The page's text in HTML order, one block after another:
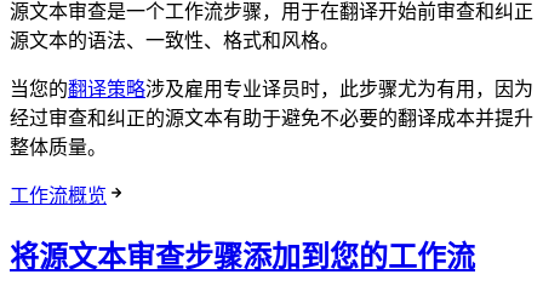
源文本审查是一个工作流步骤，用于在翻译开始前审查和纠正
源文本的语法、一致性、格式和风格。
当您的翻译策略涉及雇用专业译员时，此步骤尤为有用，因为
经过审查和纠正的源文本有助于避免不必要的翻译成本并提升
整体质量。
工作流概览
将源文本审查步骤添加到您的工作流